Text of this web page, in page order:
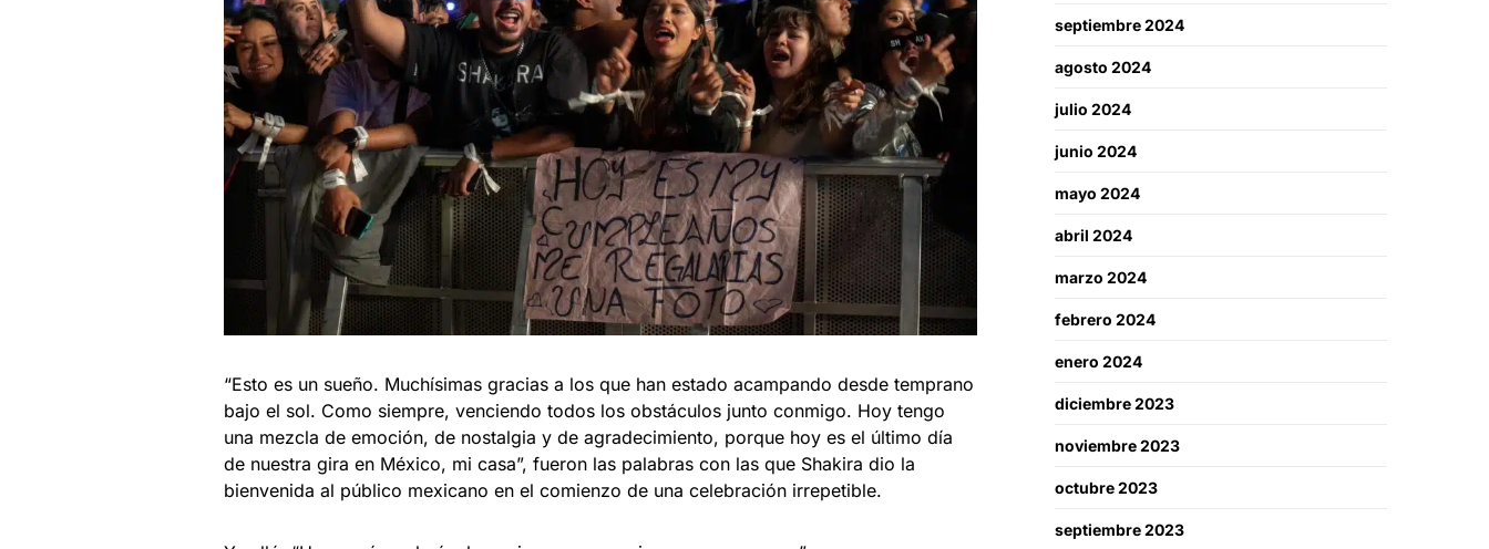
“Esto es un sueño. Muchísimas gracias a los que han estado acampando desde temprano
bajo el sol. Como siempre, venciendo todos los obstáculos junto conmigo. Hoy tengo
una mezcla de emoción, de nostalgia y de agradecimiento, porque hoy es el último día
de nuestra gira en México, mi casa”, fueron las palabras con las que Shakira dio la
bienvenida al público mexicano en el comienzo de una celebración irrepetible.
septiembre 2024
agosto 2024
julio 2024
junio 2024
mayo 2024
abril 2024
marzo 2024
febrero 2024
enero 2024
diciembre 2023
noviembre 2023
octubre 2023
septiembre 2023